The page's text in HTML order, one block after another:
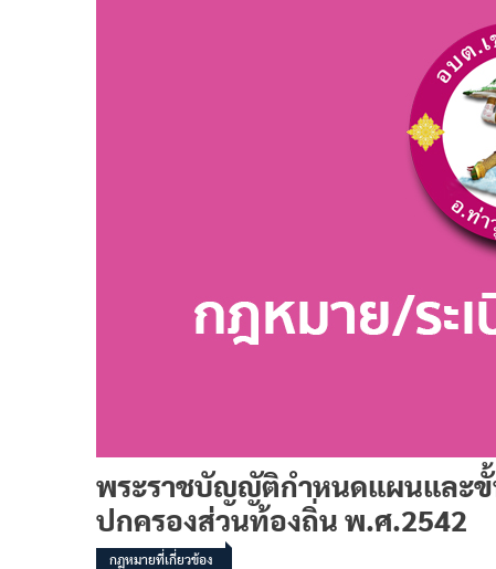
พระราชบัญญัติกำหนดแผนและขั้
ปกครองส่วนท้องถิ่น พ.ศ.2542
กฎหมายที่เกี่ยวข้อง